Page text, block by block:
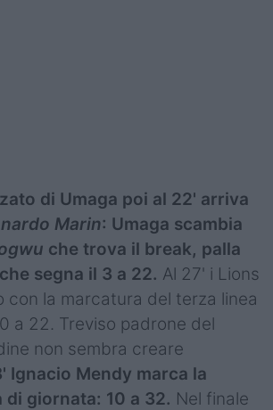
di Umaga poi al 22' arriva
Marin: Umaga scambia
che trova il break, palla
segna il 3 a 22. Al 27' i Lions
con la marcatura del terza linea
a 22. Treviso padrone del
non sembra creare
Ignacio Mendy marca la
di giornata: 10 a 32. Nel finale